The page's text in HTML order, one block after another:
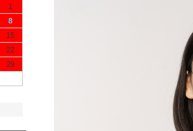
1
8
15
22
29